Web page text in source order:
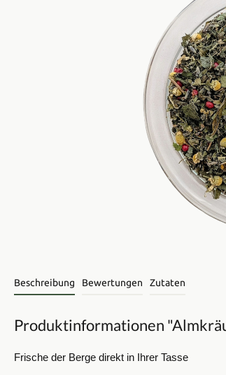
Beschreibung Bewertungen Zutaten
Produktinformationen
​Frische der Berge direkt in Ihrer Tasse